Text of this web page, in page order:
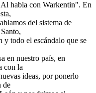
habla con Warkentin". En
del sistema de
y todo el escándalo que se
en nuestro país, en
con la
ideas, por ponerlo
de